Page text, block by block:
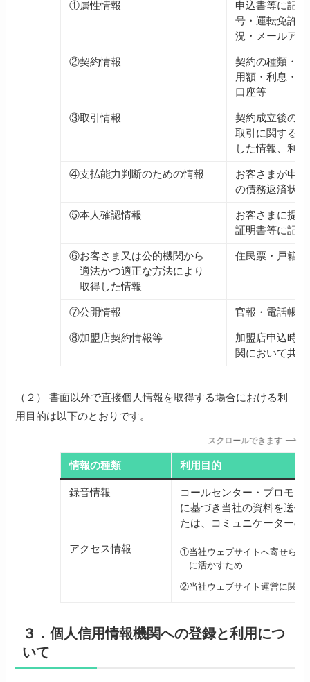
①属性情報
申込書等に記
号・運転免許
況・メールア
②契約情報
契約の種類・
用額・利息・
口座等
③取引情報
契約成立後の
取引に関する
した情報、利
④支払能力判断のための情報
お客さまが申
の債務返済状況
⑤本人確認情報
お客さまに提
証明書等に記
⑥お客さま又は公的機関から
適法かつ適正な方法により
取得した情報
住民票・戸籍
⑦公開情報 官報・電話帳
⑧加盟店契約情報等
加盟店申込時
関において共
（２） 書面以外で直接個人情報を取得する場合における利
用目的は以下のとおりです。
スクロールできます
情報の種類 利用目的
録音情報
コールセンター・プロモ
に基づき当社の資料を送付
たは、コミュニケーターの
アクセス情報 ①当社ウェブサイトへ寄せら
に活かすため
②当社ウェブサイト運営に関す
３．個人信用情報機関への登録と利用につ
いて